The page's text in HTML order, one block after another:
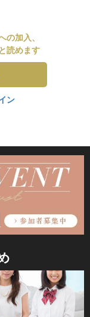
加入、
読めます
ン